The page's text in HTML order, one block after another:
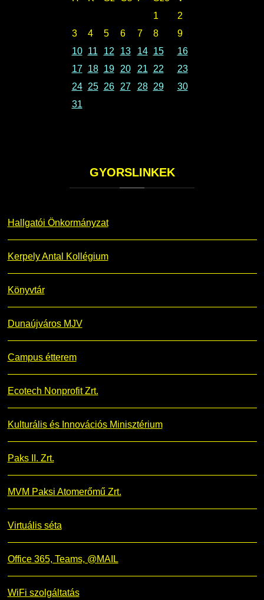
1
2
3
4 5 6 7 8
9
10
11 12 13 14 15
16
17
18 19 20 21 22
23
24
25 26 27 28 29
30
31
GYORSLINKEK
Hallgatói Önkormányzat
Kerpely Antal Kollégium
Könyvtár
Dunaújváros MJV
Campus étterem
Ecotech Nonprofit Zrt.
Kulturális és Innovációs Minisztérium
Paks II. Zrt.
MVM Paksi Atomerőmű Zrt.
Virtuális séta
Office 365, Teams, @MAIL
WiFi szolgáltatás